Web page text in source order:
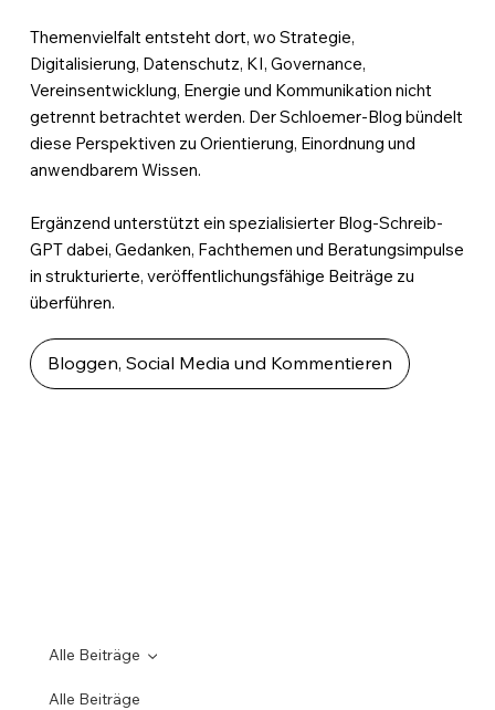
Themenvielfalt entsteht dort, wo Strategie,
Digitalisierung, Datenschutz, KI, Governance,
Vereinsentwicklung, Energie und Kommunikation nicht
getrennt betrachtet werden. Der Schloemer-Blog bündelt
diese Perspektiven zu Orientierung, Einordnung und
anwendbarem Wissen.
Ergänzend unterstützt ein spezialisierter Blog-Schreib-
GPT dabei, Gedanken, Fachthemen und Beratungsimpulse
in strukturierte, veröffentlichungsfähige Beiträge zu
überführen.
Bloggen, Social Media und Kommentieren
Alle Beiträge
Alle Beiträge